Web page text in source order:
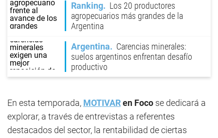
Ranking
Los 20 productores
agropecuarios más grandes de la
Argentina
Argentina
Carencias minerales:
suelos argentinos enfrentan desafío
productivo
En esta temporada, MOTIVARen Foco se dedicará a
explorar, a través de entrevistas a referentes
destacados del sector, la rentabilidad de ciertas